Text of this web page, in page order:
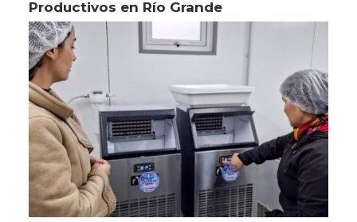
Productivos en Río Grande